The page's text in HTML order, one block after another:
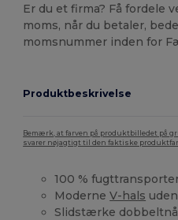
Er du et firma? Få fordele
moms, når du betaler,
momsnummer inden for
Produktbeskrivelse
Bemærk, at farven på produktbilledet på
svarer nøjagtigt til den faktiske
100 %
ModerneV-hals
Slidstærke